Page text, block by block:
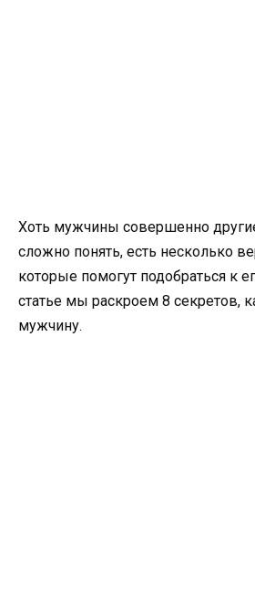
Хоть мужчины совершенно
сложно понять, есть несколько
которые помогут подобраться к
статье мы раскроем 8 секретов,
мужчину.